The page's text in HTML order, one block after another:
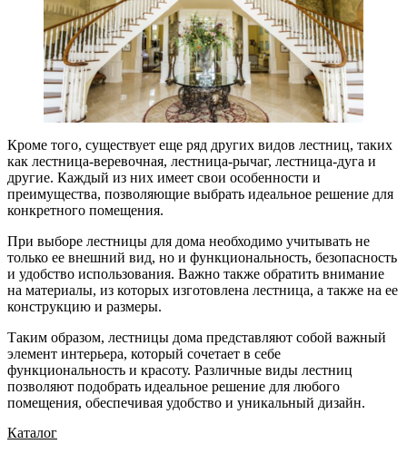
Кроме того, существует еще ряд других видов лестниц, таких
как лестница-веревочная, лестница-рычаг, лестница-дуга и
другие. Каждый из них имеет свои особенности и
преимущества, позволяющие выбрать идеальное решение для
конкретного помещения.
При выборе лестницы для дома необходимо учитывать не
только ее внешний вид, но и функциональность, безопасность
и удобство использования. Важно также обратить внимание
на материалы, из которых изготовлена лестница, а также на ее
конструкцию и размеры.
Таким образом, лестницы дома представляют собой важный
элемент интерьера, который сочетает в себе
функциональность и красоту. Различные виды лестниц
позволяют подобрать идеальное решение для любого
помещения, обеспечивая удобство и уникальный дизайн.
Каталог